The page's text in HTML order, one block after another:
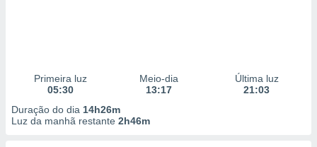
Primeira luz
05:30
Meio-dia
13:17
Última luz
21:03
Duração do dia 14h26m
Luz da manhã restante 2h46m